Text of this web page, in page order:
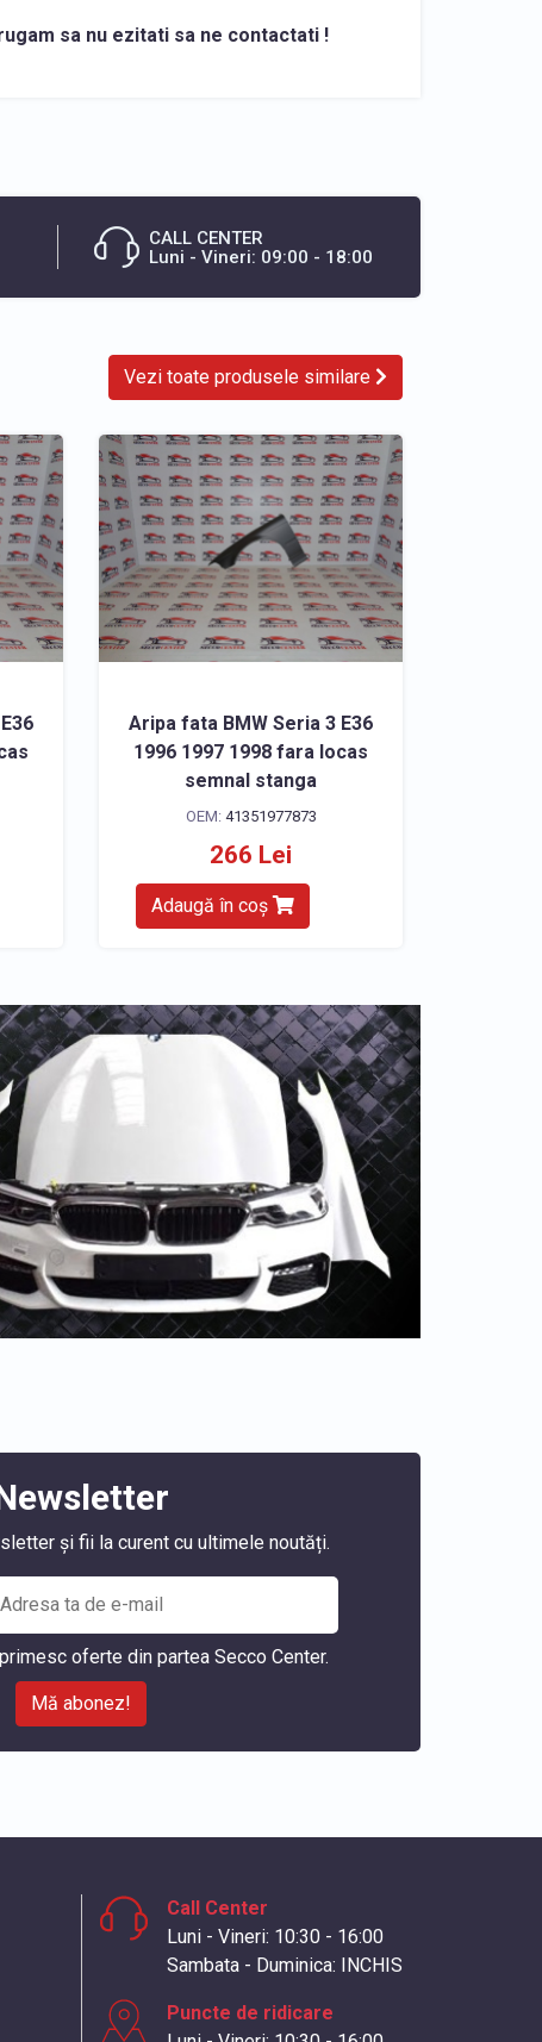
sa nu ezitati sa ne contactati !
CALL CENTER
Luni - Vineri: 09:00 - 18:00
Vezi toate produsele similare
Aripa fata BMW Seria 3 E36
1996 1997 1998 fara locas
semnal stanga
OEM: 41351977873
266 Lei
Adaugă în coș
și fii la curent cu ultimele noutăți.
oferte din partea Secco Center.
Mă abonez!
Call Center
Luni - Vineri: 10:30 - 16:00
Sambata - Duminica: INCHIS
Puncte de ridicare